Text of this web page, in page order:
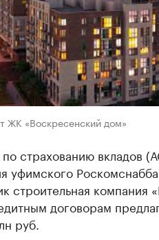
ЖК «Воскресенский дом»
по страхованию вкладов
уфимского
строительная компания
договорам
руб.